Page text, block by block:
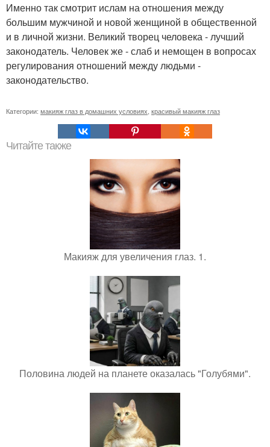
Именно так смотрит ислам на отношения между
большим мужчиной и новой женщиной в общественной
и в личной жизни. Великий творец человека - лучший
законодатель. Человек же - слаб и немощен в вопросах
регулирования отношений между людьми -
законодательство.
Категории: макияж глаз в домашних условиях красивый макияж глаз
Читайте также
Макияж для увеличения глаз. 1.
Половина людей на планете оказалась "Голубями".